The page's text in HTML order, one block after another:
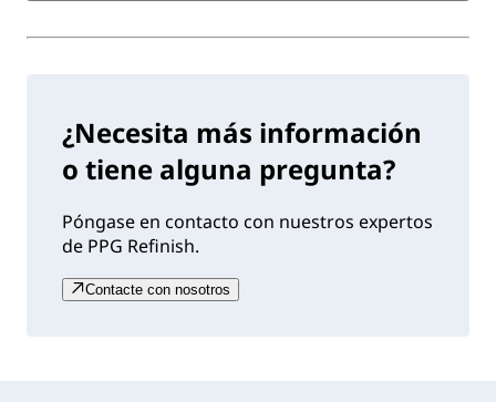
¿Necesita más información
o tiene alguna pregunta?
Póngase en contacto con nuestros expertos
de PPG Refinish.
Contacte con nosotros